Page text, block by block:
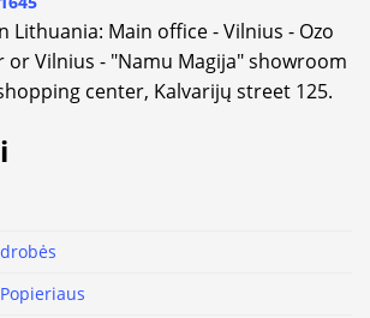
Lithuania: Main office - Vilnius - Ozo
or Vilnius - "Namu Magija" showroom
center, Kalvarijų street 125.